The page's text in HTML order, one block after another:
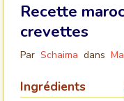
Recette
crevettes
Par Schaima dans
Ingrédients